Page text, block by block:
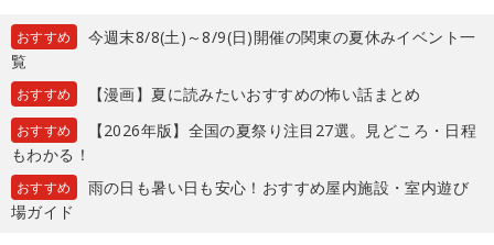
おすすめ
今週末8/8(土)～8/9(日)開催の関東の夏休みイベント一
覧
おすすめ 【漫画】夏に読みたいおすすめの怖い話まとめ
おすすめ
【2026年版】全国の夏祭り注目27選。見どころ・日程
もわかる！
おすすめ
雨の日も暑い日も安心！おすすめ屋内施設・室内遊び
場ガイド